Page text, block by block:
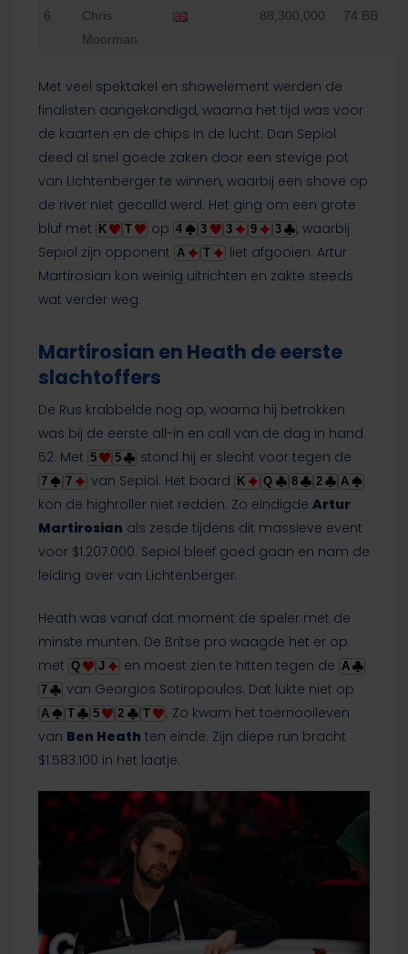
6
Chris
Moorman
88,300,000 74 BB
Met veel spektakel en showelement werden de
finalisten aangekondigd, waarna het tijd was voor
de kaarten en de chips in de lucht. Dan Sepiol
deed al snel goede zaken door een stevige pot
van Lichtenberger te winnen, waarbij een shove op
de river niet gecalld werd. Het ging om een grote
bluf met
K T op 4 3 3 9 3
, waarbij
Sepiol zijn opponent A T
liet afgooien. Artur
Martirosian kon weinig uitrichten en zakte steeds
wat verder weg.
Martirosian en Heath de eerste
slachtoffers
De Rus krabbelde nog op, waarna hij betrokken
was bij de eerste all-in en call van de dag in hand
52. Met 5 5 stond hij er slecht voor tegen de
7 7 van Sepiol. Het board K Q 8 2 A
kon de highroller niet redden. Zo eindigde Artur
Martirosian als zesde tijdens dit massieve event
voor $1.207.000. Sepiol bleef goed gaan en nam de
leiding over van Lichtenberger.
Heath was vanaf dat moment de speler met de
minste munten. De Britse pro waagde het er op
met Q J en moest zien te hitten tegen de A
7
van Georgios Sotiropoulos. Dat lukte niet op
A T 5 2 T
. Zo kwam het toernooileven
van Ben Heath ten einde. Zijn diepe run bracht
$1.583.100 in het laatje.